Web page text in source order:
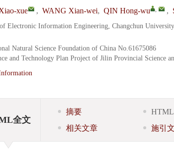
xue , WANG Xian-wei, QIN Hong-wu , ,
Electronic Information Engineering, Changchun
Natural Science Foundation of China No.61675086
and Technology Plan Project of Jilin Provincial Science
全文
摘要
相关文章
施引